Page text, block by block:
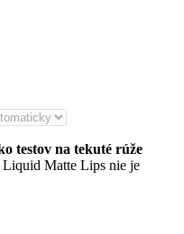
testov na tekuté rúže
Matte Lips nie je